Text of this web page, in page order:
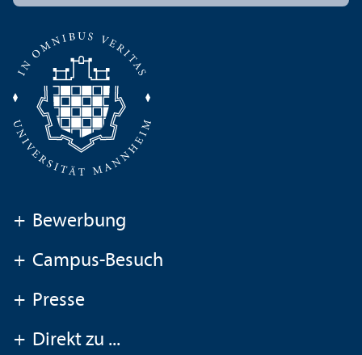
+ Bewerbung
+ Campus-Besuch
+ Presse
+ Direkt zu ...